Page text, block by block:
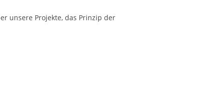
unsere Projekte, das Prinzip der